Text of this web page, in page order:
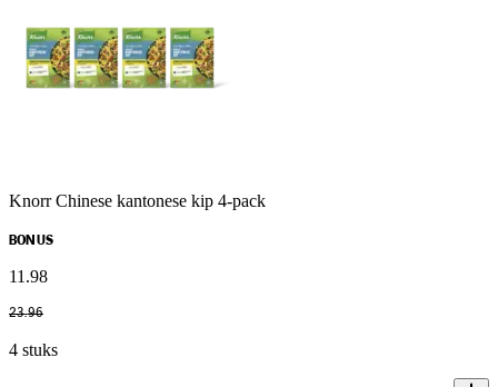
Knorr Chinese kantonese kip 4-pack
BONUS
11 .98
23.96
4 stuks